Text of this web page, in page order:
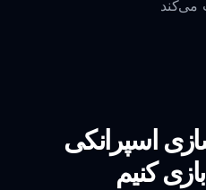
اسپرانکی
کنیم